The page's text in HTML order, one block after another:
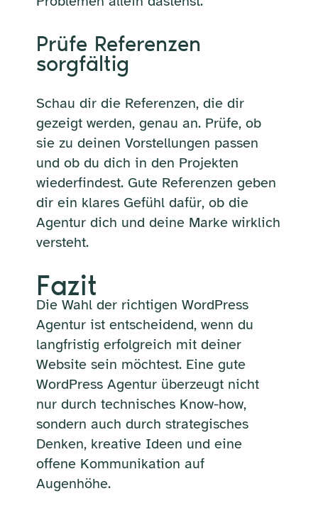
Prüfe Referenzen
sorgfältig
Schau dir die Referenzen, die dir
gezeigt werden, genau an. Prüfe, ob
sie zu deinen Vorstellungen passen
und ob du dich in den Projekten
wiederfindest. Gute Referenzen geben
dir ein klares Gefühl dafür, ob die
Agentur dich und deine Marke wirklich
versteht.
Fazit
Die Wahl der richtigen WordPress
Agentur ist entscheidend, wenn du
langfristig erfolgreich mit deiner
Website sein möchtest. Eine gute
WordPress Agentur überzeugt nicht
nur durch technisches Know-how,
sondern auch durch strategisches
Denken, kreative Ideen und eine
offene Kommunikation auf
Augenhöhe.